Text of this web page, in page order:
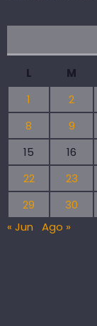
L M
1
2
8
9
15
16
22
23
29
30
« Jun
Ago »